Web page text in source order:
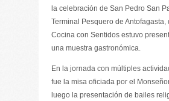
la celebración de San Pedro San
Terminal Pesquero de
Cocina con Sentidos estuvo
una muestra gastronómica.
En la jornada con múltiples
fue la misa oficiada por el
luego la presentación de bailes